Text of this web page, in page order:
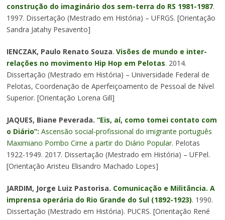
construção do imaginário dos sem-terra do RS 1981-1987.
1997. Dissertação (Mestrado em História) – UFRGS. [Orientação
Sandra Jatahy Pesavento]
IENCZAK, Paulo Renato Souza. Visões de mundo e inter-
relações no movimento Hip Hop em Pelotas. 2014.
Dissertação (Mestrado em História) – Universidade Federal de
Pelotas, Coordenação de Aperfeiçoamento de Pessoal de Nível
Superior. [Orientação Lorena Gill]
JAQUES, Biane Peverada. “Eis, aí, como tomei contato com
o Diário”: Ascensão social-profissional do imigrante português
Maximiano Pombo Cirne a partir do Diário Popular. Pelotas
1922-1949. 2017. Dissertação (Mestrado em História) – UFPel.
[Orientação Aristeu Elisandro Machado Lopes]
JARDIM, Jorge Luiz Pastorisa. Comunicação e Militância. A
imprensa operária do Rio Grande do Sul (1892-1923). 1990.
Dissertação (Mestrado em História). PUCRS. [Orientação René